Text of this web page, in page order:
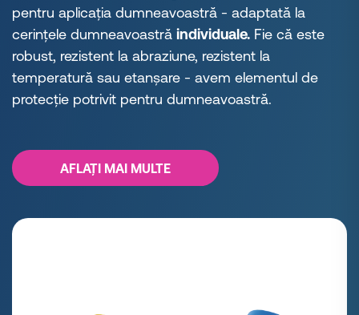
pentru aplicația dumneavoastră - adaptată la
cerințele dumneavoastră individuale. Fie că este
robust, rezistent la abraziune, rezistent la
temperatură sau etanșare - avem elementul de
protecție potrivit pentru dumneavoastră.
AFLAȚI MAI MULTE